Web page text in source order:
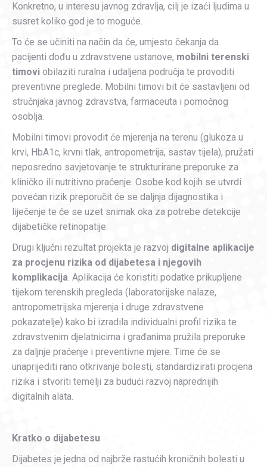
Konkretno, u interesu javnog zdravlja, cilj je izaći ljudima u
susret koliko god je to moguće.
To će se učiniti na način da će, umjesto čekanja da
pacijenti dođu u zdravstvene ustanove, mobilni terenski
timovi obilaziti ruralna i udaljena područja te provoditi
preventivne preglede. Mobilni timovi bit će sastavljeni od
stručnjaka javnog zdravstva, farmaceuta i pomoćnog
osoblja.
Mobilni timovi provodit će mjerenja na terenu (glukoza u
krvi, HbA1c, krvni tlak, antropometrija, sastav tijela), pružati
neposredno savjetovanje te strukturirane preporuke za
kliničko ili nutritivno praćenje. Osobe kod kojih se utvrdi
povećan rizik preporučit će se daljnja dijagnostika i
liječenje te će se uzet snimak oka za potrebe detekcije
dijabetičke retinopatije.
Drugi ključni rezultat projekta je razvoj digitalne aplikacije
za procjenu rizika od dijabetesa i njegovih
komplikacija. Aplikacija će koristiti podatke prikupljene
tijekom terenskih pregleda (laboratorijske nalaze,
antropometrijska mjerenja i druge zdravstvene
pokazatelje) kako bi izradila individualni profil rizika te
zdravstvenim djelatnicima i građanima pružila preporuke
za daljnje praćenje i preventivne mjere. Time će se
unaprijediti rano otkrivanje bolesti, standardizirati procjena
rizika i stvoriti temelji za budući razvoj naprednijih
digitalnih alata.
Kratko o dijabetesu
Dijabetes je jedna od najbrže rastućih kroničnih bolesti u